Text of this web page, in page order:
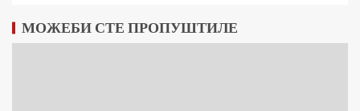
МОЖЕБИ СТЕ ПРОПУШТИЛЕ